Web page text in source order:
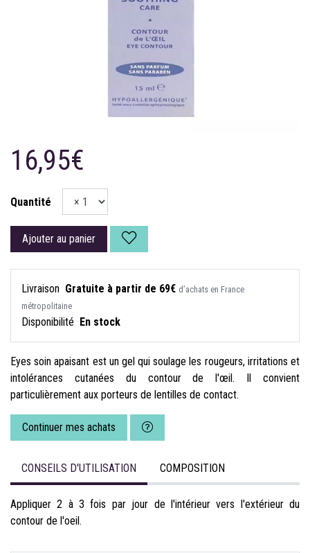
16,95€
Quantité
Ajouter au panier
Livraison Gratuite à partir de 69€ d’achats en France
métropolitaine
Disponibilité En stock
Eyes soin apaisant est un gel qui soulage les rougeurs, irritations et
intolérances cutanées du contour de l'œil. Il convient
particulièrement aux porteurs de lentilles de contact.
Continuer mes achats
CONSEILS D'UTILISATION COMPOSITION
Appliquer 2 à 3 fois par jour de l'intérieur vers l'extérieur du
contour de l'oeil.